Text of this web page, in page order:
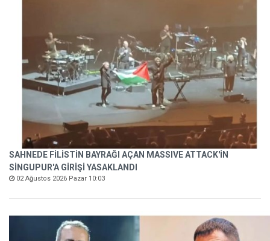
SAHNEDE FİLİSTİN BAYRAĞI AÇAN MASSIVE ATTACK'İN
SİNGUPUR'A GİRİŞİ YASAKLANDI
02 Ağustos 2026 Pazar 10:03